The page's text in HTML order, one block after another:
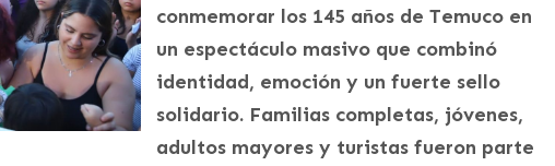
conmemorar los 145 años de Temuco en
un espectáculo masivo que combinó
identidad, emoción y un fuerte sello
solidario. Familias completas, jóvenes,
adultos mayores y turistas fueron parte